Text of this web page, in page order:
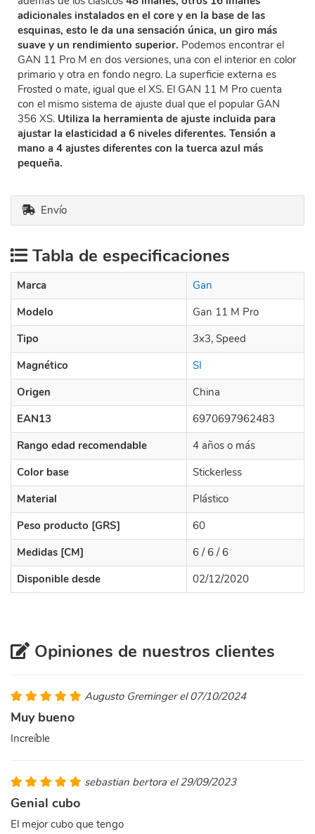
adicionales instalados en el core y en la base de las
esquinas, esto le da una sensación única, un giro más
suave y un rendimiento superior. Podemos encontrar el
GAN 11 Pro M en dos versiones, una con el interior en color
primario y otra en fondo negro. La superficie externa es
Frosted o mate, igual que el XS. El GAN 11 M Pro cuenta
con el mismo sistema de ajuste dual que el popular GAN
356 XS. Utiliza la herramienta de ajuste incluida para
ajustar la elasticidad a 6 niveles diferentes. Tensión a
mano a 4 ajustes diferentes con la tuerca azul más
pequeña.
Envío
Tabla de especificaciones
Marca
Gan
Modelo
Gan 11 M Pro
Tipo
3x3, Speed
Magnético
SI
Origen
China
EAN13
6970697962483
Rango edad recomendable
4 años o más
Color base
Stickerless
Material
Plástico
Peso producto [GRS]
60
Medidas [CM]
6 / 6 / 6
Disponible desde
02/12/2020
Opiniones de nuestros clientes
Augusto Greminger el 07/10/2024
Muy bueno
Increíble
sebastian bertora el 29/09/2023
Genial cubo
El mejor cubo que tengo